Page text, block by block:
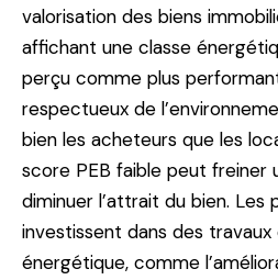
valorisation des biens
affichant une classe
perçu comme plus
respectueux de
bien les acheteurs que les
score PEB faible peut freiner
diminuer l’attrait du bien. Les
investissent dans des
énergétique, comme